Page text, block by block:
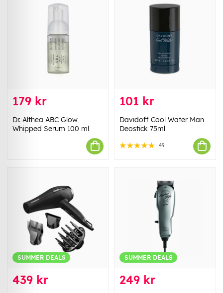
179 kr
Dr. Althea ABC Glow
Whipped Serum 100 ml
101 kr
Davidoff Cool Water Man
Deostick 75ml
49
SUMMER DEALS
439 kr
SUMMER DEALS
249 kr